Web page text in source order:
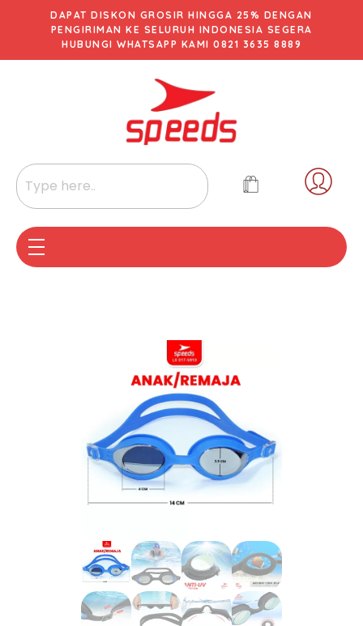
DAPAT DISKON GROSIR HINGGA 25% DENGAN
PENGIRIMAN KE SELURUH INDONESIA SEGERA
HUBUNGI WHATSAPP KAMI 0821 3635 8889